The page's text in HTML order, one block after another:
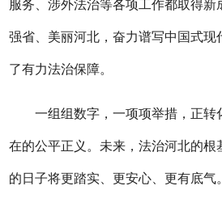
服务、涉外法治等各项工作都取得
强省、美丽河北，奋力谱写中国式现
了有力法治保障。
一组组数字，一项项举措，正转
在的公平正义。未来，法治河北的根
的日子将更踏实、更安心、更有底气。